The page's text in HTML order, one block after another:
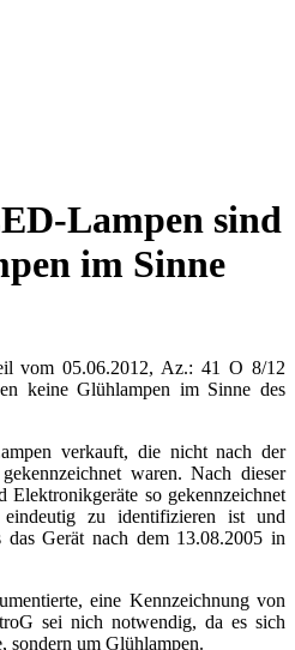
Lampen sind
im Sinne
vom 05.06.2012, Az.: 41 O 8/12
keine Glühlampen im Sinne des
verkauft, die nicht nach der
waren. Nach dieser
Elektronikgeräte so gekennzeichnet
zu identifizieren ist und
das Gerät nach dem 13.08.2005 in
eine Kennzeichnung von
sei nich notwendig, da es sich
sondern um Glühlampen.